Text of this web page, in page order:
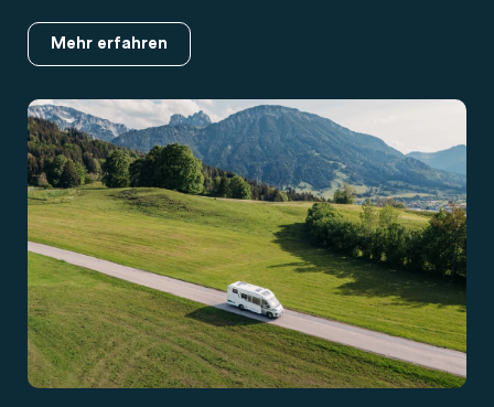
Mehr erfahren